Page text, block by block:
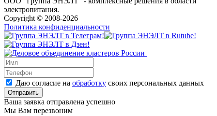
электропитания.
Copyright © 2008-2026
Политика конфиденциальности
Даю согласие на обработку своих персональных данных
Ваша заявка отправлена успешно
Мы Вам перезвоним